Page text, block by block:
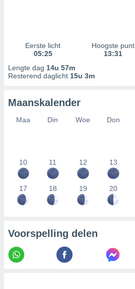
Eerste licht
05:25
Hoogste punt
13:31
Lengte dag 14u 57m
Resterend daglicht 15u 3m
Maanskalender
Maa Din Woe Don
10 11 12 13
17 18 19 20
Voorspelling delen